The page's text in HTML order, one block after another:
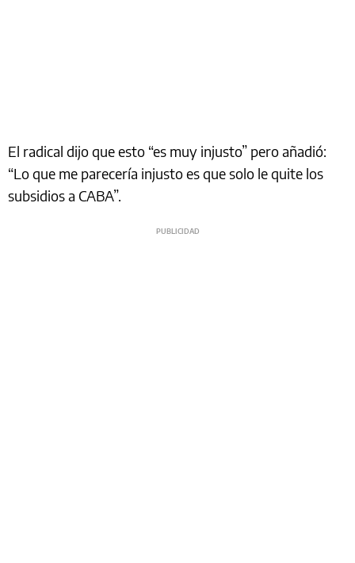
El radical dijo que esto “es muy injusto” pero añadió:
“Lo que me parecería injusto es que solo le quite los
subsidios a CABA”.